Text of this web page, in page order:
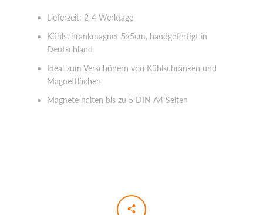
Lieferzeit: 2-4 Werktage
Kühlschrankmagnet 5x5cm, handgefertigt in
Deutschland
Ideal zum Verschönern von Kühlschränken und
Magnetflächen
Magnete halten bis zu 5 DIN A4 Seiten